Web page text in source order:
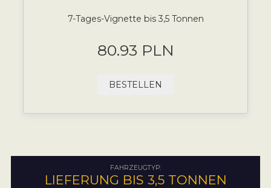
7-Tages-Vignette bis 3,5 Tonnen
80.93 PLN
BESTELLEN
FAHRZEUGTYP:
LIEFERUNG BIS 3,5 TONNEN